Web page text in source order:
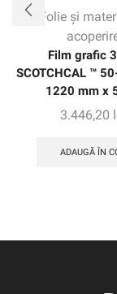
Folie și
Film grafic
SCOTCHCAL ™
1220 mm x
3.446,20
ADAUGĂ ÎN